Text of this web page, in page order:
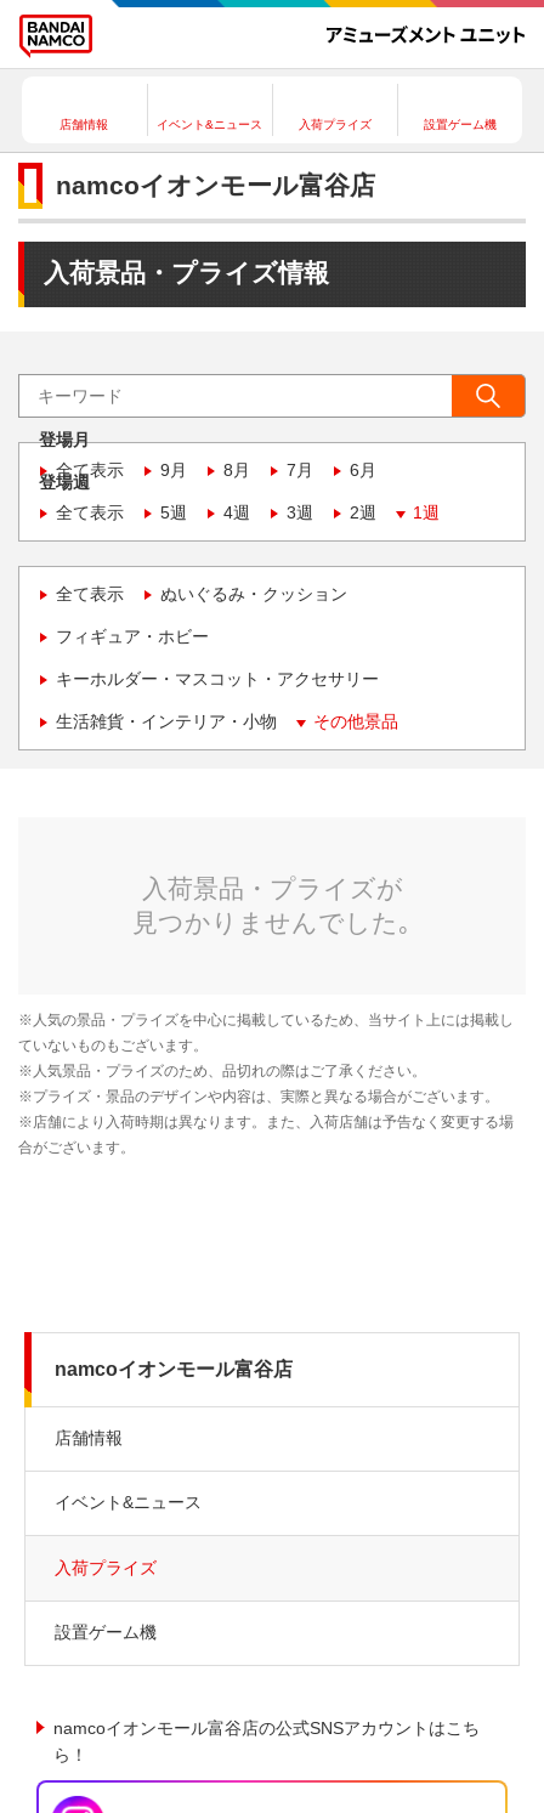
店舗情報 イベント&ニュース 入荷プライズ 設置ゲーム機
namcoイオンモール富谷店
入荷景品・プライズ情報
登場月
全て表示
9月 8月 7月 6月
登場週
全て表示
5週 4週 3週 2週 1週
全て表示 ぬいぐるみ・クッション
フィギュア・ホビー
キーホルダー・マスコット・アクセサリー
生活雑貨・インテリア・小物 その他景品
namcoイオンモール富谷店
店舗情報
イベント&ニュース
入荷プライズ
設置ゲーム機
namcoイオンモール富谷店の公式SNSアカウントはこち
ら！